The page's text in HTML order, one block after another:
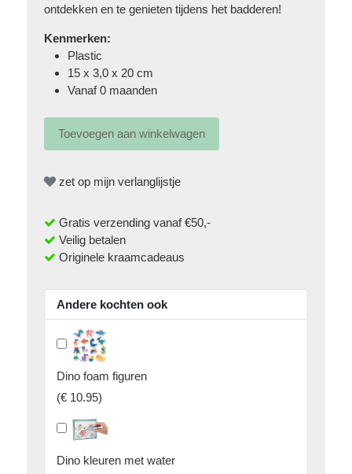
ontdekken en te genieten tijdens het badderen!
Kenmerken:
Plastic
15 x 3,0 x 20 cm
Vanaf 0 maanden
zet op mijn verlanglijstje
Gratis verzending vanaf €50,-
Veilig betalen
Originele kraamcadeaus
Andere kochten ook
Dino foam figuren
(€ 10.95)
Dino kleuren met water